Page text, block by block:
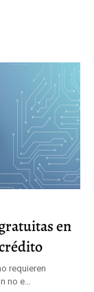
en
requieren
no e…